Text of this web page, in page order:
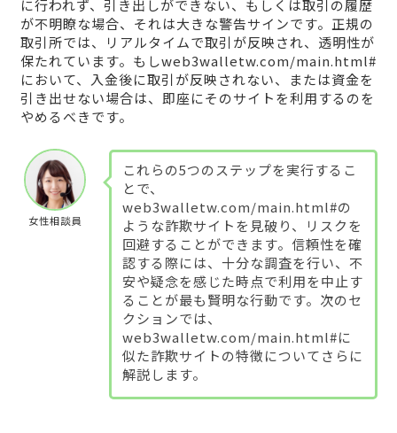
に行われず、引き出しができない、もしくは取引の履歴
が不明瞭な場合、それは大きな警告サインです。正規の
取引所では、リアルタイムで取引が反映され、透明性が
保たれています。もしweb3walletw.com/main.html#
において、入金後に取引が反映されない、または資金を
引き出せない場合は、即座にそのサイトを利用するのを
やめるべきです。
女性相談員
これらの5つのステップを実行するこ
とで、
web3walletw.com/main.html#の
ような詐欺サイトを見破り、リスクを
回避することができます。信頼性を確
認する際には、十分な調査を行い、不
安や疑念を感じた時点で利用を中止す
ることが最も賢明な行動です。次のセ
クションでは、
web3walletw.com/main.html#に
似た詐欺サイトの特徴についてさらに
解説します。